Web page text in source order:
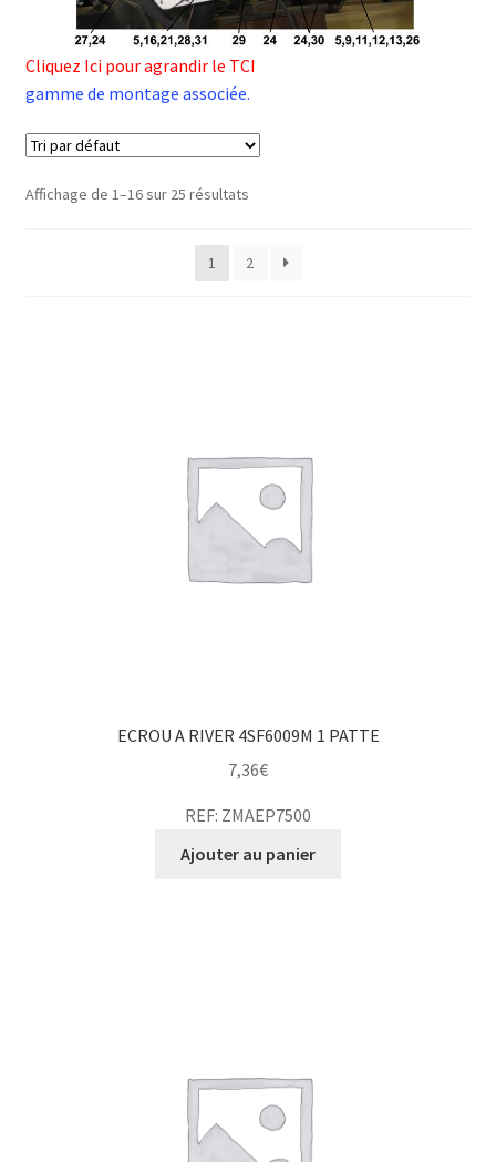
Cliquez Ici pour agrandir le TCI
gamme de montage associée.
Affichage de 1–16 sur 25 résultats
1 2
ECROU A RIVER 4SF6009M 1 PATTE
7,36€
REF: ZMAEP7500
Ajouter au panier